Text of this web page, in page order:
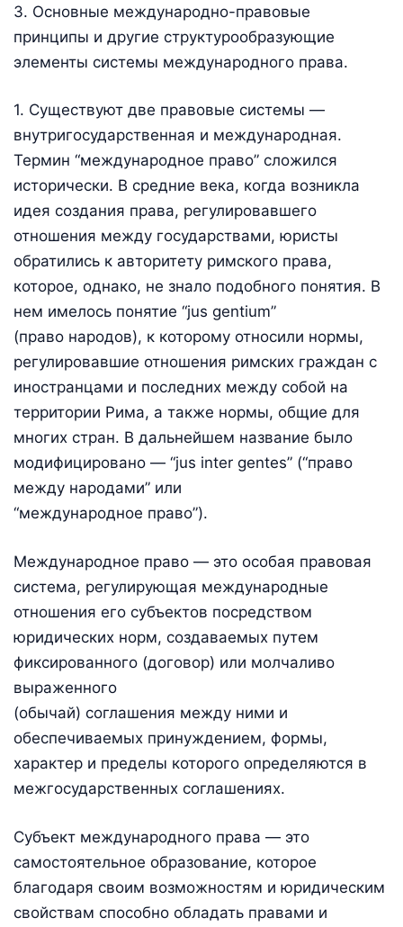
3. Основные международно-правовые
принципы и другие структурообразующие
элементы системы международного права.
1. Существуют две правовые системы —
внутригосударственная и международная.
Термин “международное право” сложился
исторически. В средние века, когда возникла
идея создания права, регулировавшего
отношения между государствами, юристы
обратились к авторитету римского права,
которое, однако, не знало подобного понятия. В
нем имелось понятие “jus gentium”
(право народов), к которому относили нормы,
регулировавшие отношения римских граждан с
иностранцами и последних между собой на
территории Рима, а также нормы, общие для
многих стран. В дальнейшем название было
модифицировано — “jus inter gentes” (“право
между народами” или
“международное право”).
Международное право — это особая правовая
система, регулирующая международные
отношения его субъектов посредством
юридических норм, создаваемых путем
фиксированного (договор) или молчаливо
выраженного
(обычай) соглашения между ними и
обеспечиваемых принуждением, формы,
характер и пределы которого определяются в
межгосударственных соглашениях.
Субъект международного права — это
самостоятельное образование, которое
благодаря своим возможностям и юридическим
свойствам способно обладать правами и